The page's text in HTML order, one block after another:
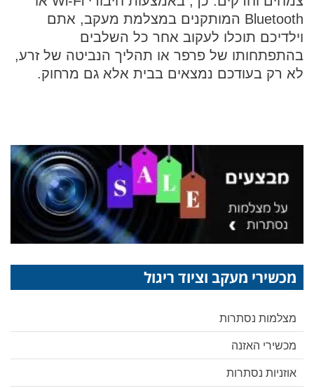
מכשירי מעקב וציוד ריגול
מצלמות נסתרות
מכשירי האזנה
אוזניות נסתרות
Bluetooth המותקנים במצלמת מעקב, אתם
וילדיכם תוכלו לעקוב אחר כל השלבים
בהתפתחותו של פרפר או תהליך הנביטה של זרע,
לא רק בעודכם נמצאים בבית אלא גם מרחוק.